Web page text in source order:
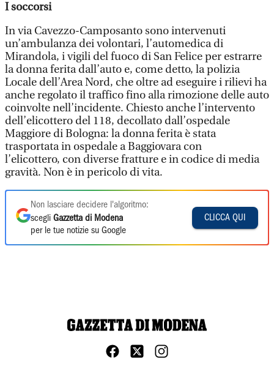
I soccorsi
In via Cavezzo-Camposanto sono intervenuti
un’ambulanza dei volontari, l’automedica di
Mirandola, i vigili del fuoco di San Felice per estrarre
la donna ferita dall’auto e, come detto, la polizia
Locale dell’Area Nord, che oltre ad eseguire i rilievi ha
anche regolato il traffico fino alla rimozione delle auto
coinvolte nell’incidente. Chiesto anche l’intervento
dell’elicottero del 118, decollato dall’ospedale
Maggiore di Bologna: la donna ferita è stata
trasportata in ospedale a Baggiovara con
l’elicottero, con diverse fratture e in codice di media
gravità. Non è in pericolo di vita.
Non lasciare decidere l'algoritmo:
scegli Gazzetta di Modena
per le tue notizie su Google
CLICCA QUI